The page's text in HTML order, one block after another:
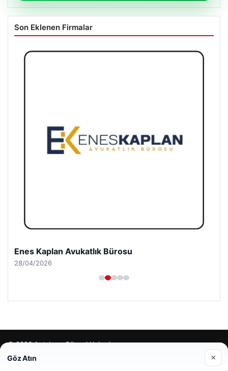
Son Eklenen Firmalar
Enes Kaplan Avukatlık Bürosu
28/04/2026
© 2026 Antalya – Güncel Haberler
Göz Atın ×